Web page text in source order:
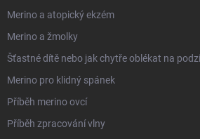
Merino a atopický ekzém
Merino a žmolky
Šťastné dítě nebo jak chytře oblékat na
Merino pro klidný spánek
Příběh merino ovcí
Příběh zpracování vlny